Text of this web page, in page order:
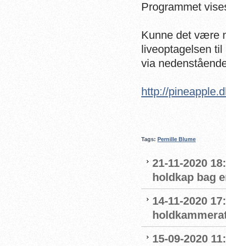
Programmet
Kunne det være
liveoptagelsen
via
http://
Tags: Pernille Blume
21-11-2020
holdkap bag
14-11-2020
15-09-2020